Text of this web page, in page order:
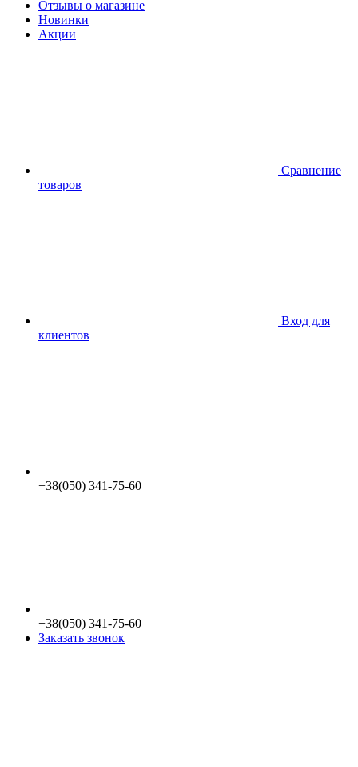
Отзывы о магазине
Новинки
Акции
Сравнение
товаров
Вход для
клиентов
+38(050) 341-75-60
+38(050) 341-75-60
Заказать звонок